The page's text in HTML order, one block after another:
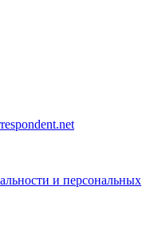
и персональных